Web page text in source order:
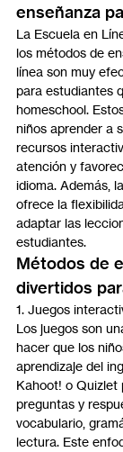
enseñanza
La Escuela en
los métodos de
línea son muy
para estudiantes
homeschool.
niños aprender a
recursos
atención y
idioma. Además,
ofrece la
adaptar las
estudiantes.
Métodos de
divertidos
1. Juegos
Los juegos son
hacer que los
aprendizaje del
Kahoot! o Quizlet
preguntas y
vocabulario,
lectura. Este